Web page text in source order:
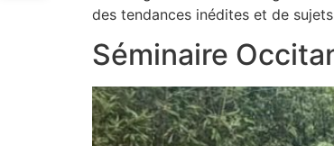
des tendances inédites et de
Séminaire